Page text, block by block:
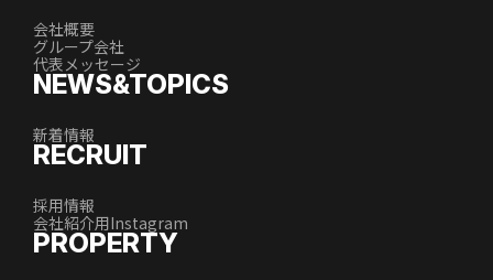
会社概要
グループ会社
代表メッセージ
NEWS&TOPICS
新着情報
RECRUIT
採用情報
会社紹介用Instagram
PROPERTY